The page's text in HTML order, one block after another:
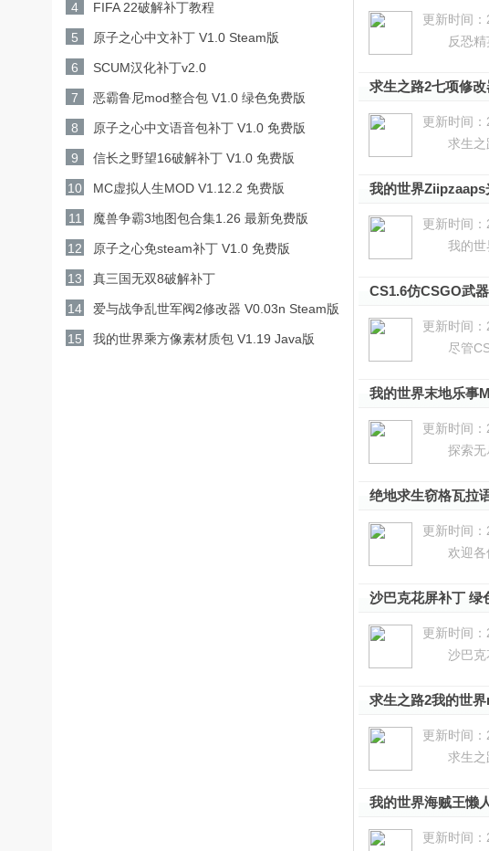
版
4 FIFA 22破解补丁教程
5 原子之心中文补丁 V1.0 Steam版
6 SCUM汉化补丁v2.0
7 恶霸鲁尼mod整合包 V1.0 绿色免费版
8 原子之心中文语音包补丁 V1.0 免费版
9 信长之野望16破解补丁 V1.0 免费版
10 MC虚拟人生MOD V1.12.2 免费版
11 魔兽争霸3地图包合集1.26 最新免费版
12 原子之心免steam补丁 V1.0 免费版
13 真三国无双8破解补丁
14 爱与战争乱世军阀2修改器 V0.03n Steam版
15 我的世界乘方像素材质包 V1.19 Java版
更新时间
反恐精英
求生之路2七项修
更新时间
求生之路
我的世界Ziipzaaps
更新时间
我的世界
CS1.6仿CSGO武
更新时间
尽管
我的世界末地乐事
更新时间
探索无尽
绝地求生窃格瓦拉
更新时间
欢迎各位
沙巴克花屏补丁 绿
更新时间
沙巴克花
求生之路2我的世
更新时间
求生之路
我的世界海贼王懒
更新时间